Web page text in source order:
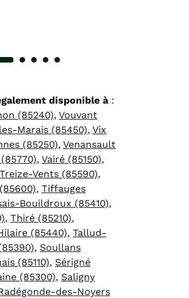
disponible à :
(85240), Vouvant
Marais (85450), Vix
(85250), Venansault
, Vairé (85150),
Treize-Vents (85590),
, Tiffauges
Bouildroux (85410),
, Thiré (85210),
(85440), Tallud-
, Soullans
(85110), Sérigné
(85300), Saligny
des-Noyers